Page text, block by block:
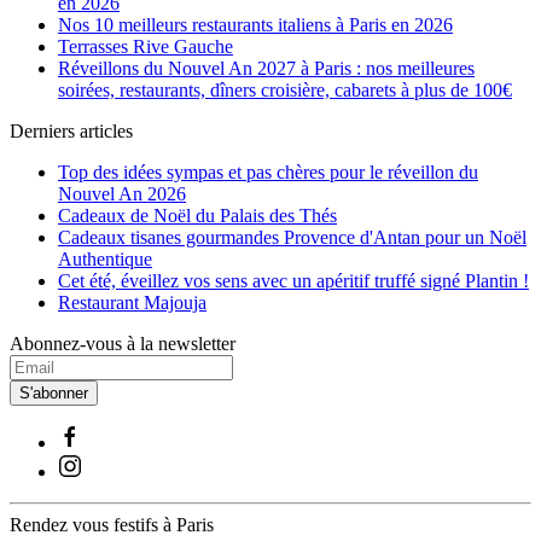
Nos 10 meilleurs restaurants italiens à Paris en 2026
Terrasses Rive Gauche
Réveillons du Nouvel An 2027 à Paris : nos meilleures
soirées, restaurants, dîners croisière, cabarets à plus de 100€
Derniers articles
Top des idées sympas et pas chères pour le réveillon du
Nouvel An 2026
Cadeaux de Noël du Palais des Thés
Cadeaux tisanes gourmandes Provence d'Antan pour un Noël
Authentique
Cet été, éveillez vos sens avec un apéritif truffé signé Plantin !
Restaurant Majouja
Abonnez-vous à la newsletter
S'abonner
Rendez vous festifs à Paris